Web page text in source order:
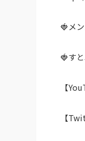
🍓メ
🍓す
【
【